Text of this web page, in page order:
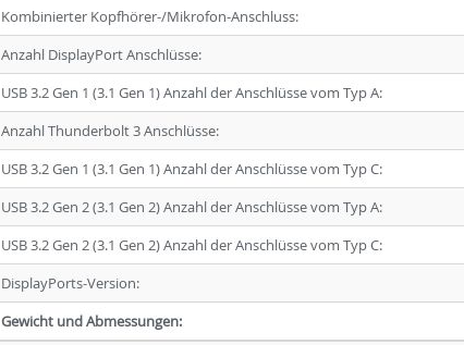
Kombinierter Kopfhörer-/Mikrofon-Anschluss:
Anzahl DisplayPort Anschlüsse:
USB 3.2 Gen 1 (3.1 Gen 1) Anzahl der Anschlüsse vom Typ A:
Anzahl Thunderbolt 3 Anschlüsse:
USB 3.2 Gen 1 (3.1 Gen 1) Anzahl der Anschlüsse vom Typ C:
USB 3.2 Gen 2 (3.1 Gen 2) Anzahl der Anschlüsse vom Typ A:
USB 3.2 Gen 2 (3.1 Gen 2) Anzahl der Anschlüsse vom Typ C:
DisplayPorts-Version:
Gewicht und Abmessungen: